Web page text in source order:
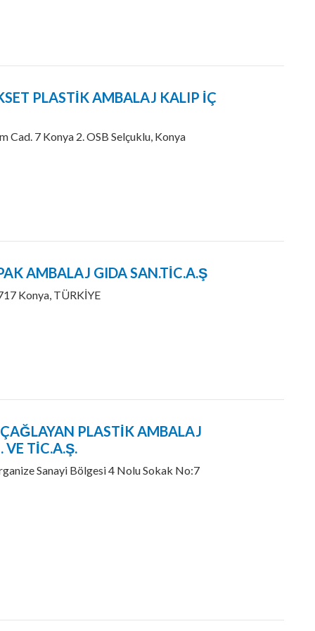
PLASTİK AMBALAJ KALIP İÇ
Cad. 7 Konya 2. OSB Selçuklu, Konya
AMBALAJ GIDA SAN.TİC.A.Ş
Konya, TÜRKİYE
PLASTİK AMBALAJ
VE TİC.A.Ş.
Sanayi Bölgesi 4 Nolu Sokak No:7